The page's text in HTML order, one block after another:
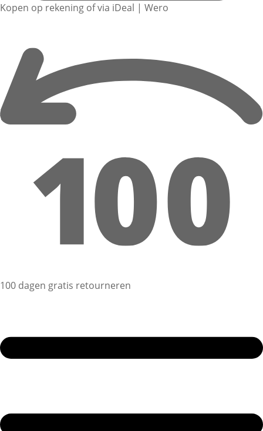
Kopen op rekening of via iDeal | Wero
100 dagen gratis retourneren